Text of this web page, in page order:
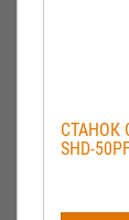
СТАНОК
SHD-